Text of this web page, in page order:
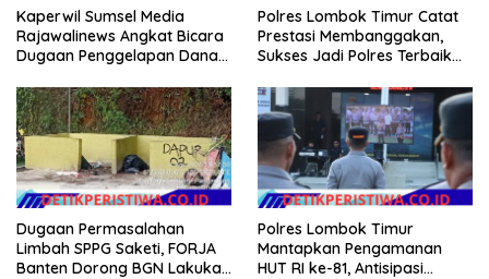
Kaperwil Sumsel Media
Rajawalinews Angkat Bicara
Dugaan Penggelapan Dana
Argomulyo Belitang Jaya
Hilang 3 Bulan Bawa
Anggaran Pembangunan
Polres Lombok Timur Catat
Prestasi Membanggakan,
Sukses Jadi Polres Terbaik
NTB
Dugaan Permasalahan
Limbah SPPG Saketi, FORJA
Banten Dorong BGN Lakukan
Polres Lombok Timur
Mantapkan Pengamanan
HUT RI ke-81, Antisipasi